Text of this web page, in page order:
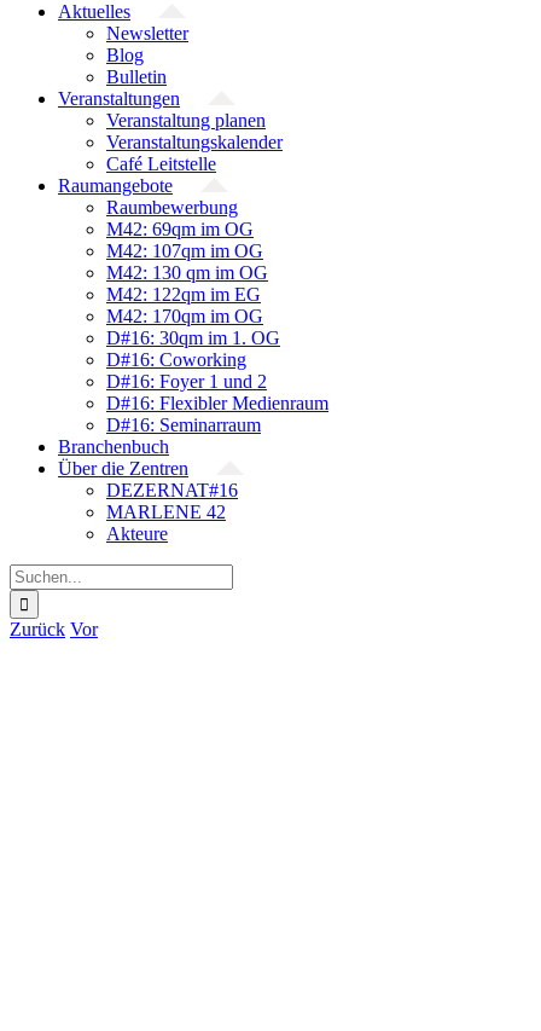
Aktuelles
Newsletter
Blog
Bulletin
Veranstaltungen
Veranstaltung planen
Veranstaltungskalender
Café Leitstelle
Raumangebote
Raumbewerbung
M42: 69qm im OG
M42: 107qm im OG
M42: 130 qm im OG
M42: 122qm im EG
M42: 170qm im OG
D#16: 30qm im 1. OG
D#16: Coworking
D#16: Foyer 1 und 2
D#16: Flexibler Medienraum
D#16: Seminarraum
Branchenbuch
Über die Zentren
DEZERNAT#16
MARLENE 42
Akteure
Suche
nach:
Zurück Vor